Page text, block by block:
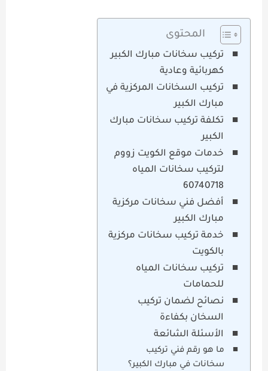
المحتوى
تركيب سخانات مبارك الكبير
كهربائية وعادية
تركيب السخانات المركزية في
مبارك الكبير
تكلفة تركيب سخانات مبارك
الكبير
خدمات موقع الكويت زووم
لتركيب سخانات المياه
60740718
أفضل فني سخانات مركزية
مبارك الكبير
خدمة تركيب سخانات مركزية
بالكويت
تركيب سخانات المياه
للحمامات
نصائح لضمان تركيب
السخان بكفاءة
الأسئلة الشائعة
ما هو رقم فني تركيب
سخانات في مبارك الكبير؟